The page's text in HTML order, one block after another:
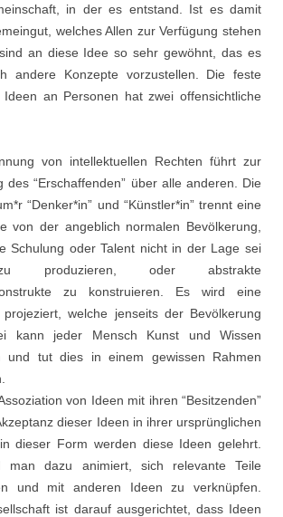
in der es entstand. Ist es damit
welches Allen zur Verfügung stehen
an diese Idee so sehr gewöhnt, das es
andere Konzepte vorzustellen. Die feste
Ideen an Personen hat zwei offensichtliche
von intellektuellen Rechten führt zur
des “Erschaffenden” über alle anderen. Die
“Denker*in” und “Künstler*in” trennt eine
von der angeblich normalen Bevölkerung,
Schulung oder Talent nicht in der Lage sei
produzieren, oder abstrakte
zu konstruieren. Es wird eine
projeziert, welche jenseits der Bevölkerung
kann jeder Mensch Kunst und Wissen
und tut dies in einem gewissen Rahmen
von Ideen mit ihren “Besitzenden”
dieser Ideen in ihrer ursprünglichen
dieser Form werden diese Ideen gelehrt.
man dazu animiert, sich relevante Teile
und mit anderen Ideen zu verknüpfen.
ist darauf ausgerichtet, dass Ideen